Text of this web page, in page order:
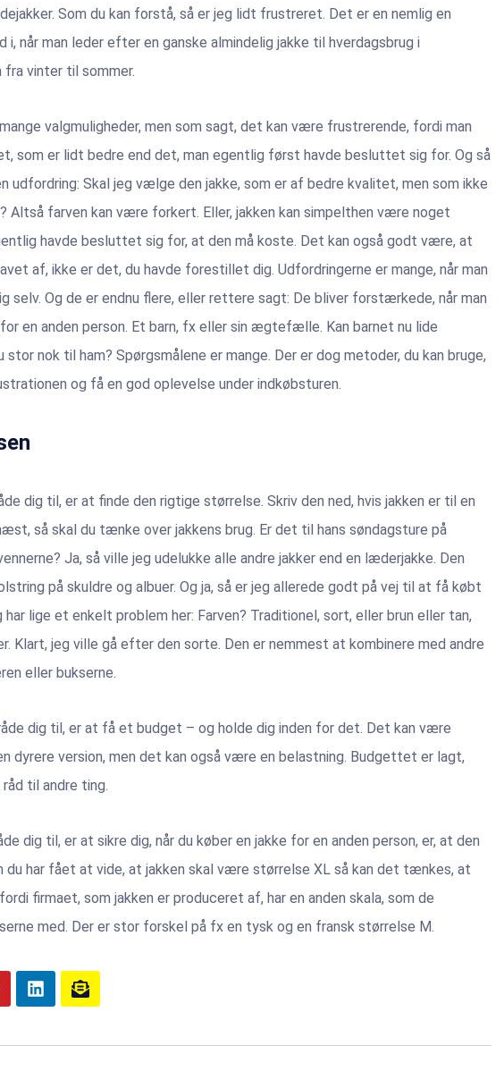
Som du kan forstå, så er jeg lidt frustreret. Det er en nemlig en
i, når man leder efter en ganske almindelig jakke til hverdagsbrug i
fra vinter til sommer.
valgmuligheder, men som sagt, det kan være frustrerende, fordi man
som er lidt bedre end det, man egentlig først havde besluttet sig for. Og så
udfordring: Skal jeg vælge den jakke, som er af bedre kvalitet, men som ikke
Altså farven kan være forkert. Eller, jakken kan simpelthen være noget
havde besluttet sig for, at den må koste. Det kan også godt være, at
af, ikke er det, du havde forestillet dig. Udfordringerne er mange, når man
selv. Og de er endnu flere, eller rettere sagt: De bliver forstærkede, når man
en anden person. Et barn, fx eller sin ægtefælle. Kan barnet nu lide
stor nok til ham? Spørgsmålene er mange. Der er dog metoder, du kan bruge,
og få en god oplevelse under indkøbsturen.
dig til, er at finde den rigtige størrelse. Skriv den ned, hvis jakken er til en
så skal du tænke over jakkens brug. Er det til hans søndagsture på
Ja, så ville jeg udelukke alle andre jakker end en læderjakke. Den
på skuldre og albuer. Og ja, så er jeg allerede godt på vej til at få købt
har lige et enkelt problem her: Farven? Traditionel, sort, eller brun eller tan,
Klart, jeg ville gå efter den sorte. Den er nemmest at kombinere med andre
eller bukserne.
dig til, er at få et budget – og holde dig inden for det. Det kan være
dyrere version, men det kan også være en belastning. Budgettet er lagt,
til andre ting.
dig til, er at sikre dig, når du køber en jakke for en anden person, er, at den
du har fået at vide, at jakken skal være størrelse XL så kan det tænkes, at
firmaet, som jakken er produceret af, har en anden skala, som de
med. Der er stor forskel på fx en tysk og en fransk størrelse M.